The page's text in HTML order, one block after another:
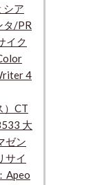
シア
タ/PR
イク
4
）CT
大
ゼン
サイ
Apeo